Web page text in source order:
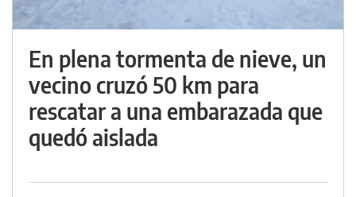
En plena tormenta de nieve, un
vecino cruzó 50 km para
rescatar a una embarazada que
quedó aislada